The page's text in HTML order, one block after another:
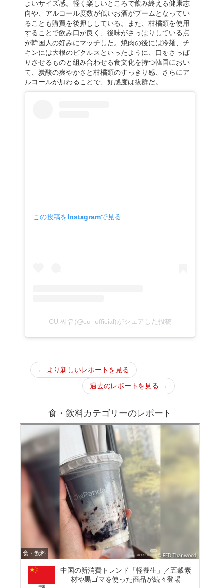
よいサイズ感。軽く楽しいところで飲み終える健康志
向や、アルコール度数が低いお酒がブームとなってい
ることも購買を後押ししている。また、柑橘類を使用
することで飲み口が良く、後味がさっぱりしている点
が韓国人の好みにマッチした。焼肉の後には冷麺、チ
キンには大根のピクルスといったように、口をさっぱ
りさせるものと組み合わせる食文化を持つ韓国におい
て、炭酸の爽やかさと柑橘類のすっきり感、さらにア
ルコールが加わることで、好感度は抜群だ。
この投稿をInstagramで見る
CU 씨유(@cu_official)がシェアした投稿
← より新しいレポートを見る
過去のレポートを見る →
食・飲料カテゴリーのレポート
食・飲料
中国の新消費トレンド「軽養生」／五穀素
材や黒ゴマを使った商品が続々登場